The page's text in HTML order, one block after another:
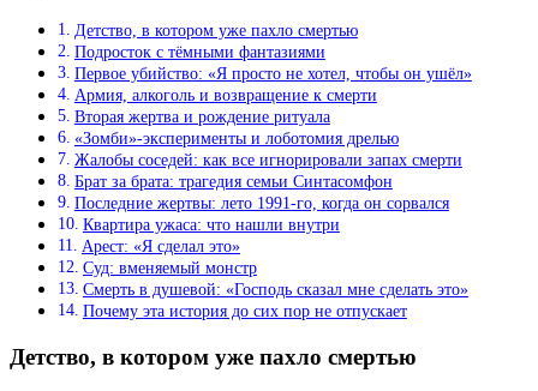
Детство, в котором уже пахло смертью
Подросток с тёмными фантазиями
Первое убийство: «Я просто не хотел, чтобы он ушёл»
Армия, алкоголь и возвращение к смерти
Вторая жертва и рождение ритуала
«Зомби»-эксперименты и лоботомия дрелью
Жалобы соседей: как все игнорировали запах смерти
Брат за брата: трагедия семьи Синтасомфон
Последние жертвы: лето 1991-го, когда он сорвался
Квартира ужаса: что нашли внутри
Арест: «Я сделал это»
Суд: вменяемый монстр
Смерть в душевой: «Господь сказал мне сделать это»
Почему эта история до сих пор не отпускает
Детство, в котором уже пахло смертью